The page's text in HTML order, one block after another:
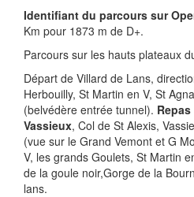
Identifiant du parcours sur
Km pour 1873 m de D+.
Parcours sur les hauts plateaux
Départ de Villard de Lans,
Herbouilly, St Martin en V, St
(belvédère entrée tunnel).
Vassieux, Col de St Alexis,
(vue sur le Grand Vemont et G
V, les grands Goulets, St Martin
de la goule noir,Gorge de la
lans.